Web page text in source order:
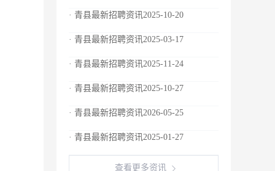
· 青县最新招聘资讯2025-10-20
· 青县最新招聘资讯2025-03-17
· 青县最新招聘资讯2025-11-24
· 青县最新招聘资讯2025-10-27
· 青县最新招聘资讯2026-05-25
· 青县最新招聘资讯2025-01-27
查看更多资讯